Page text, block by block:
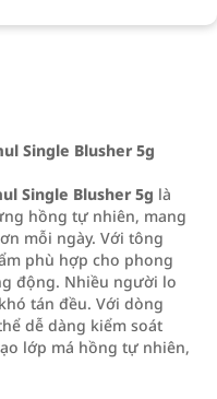
Single Blusher 5g
Single Blusher 5g là
hồng tự nhiên, mang
mỗi ngày. Với tông
phù hợp cho phong
động. Nhiều người lo
tán đều. Với dòng
dễ dàng kiểm soát
lớp má hồng tự nhiên,